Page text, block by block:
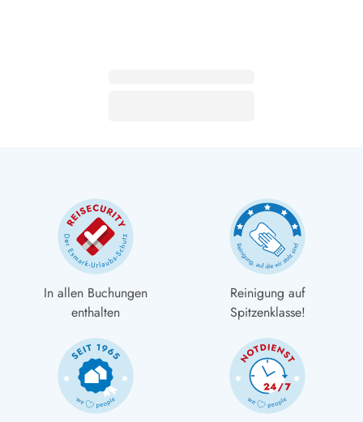
In allen Buchungen
enthalten
Reinigung auf
Spitzenklasse!